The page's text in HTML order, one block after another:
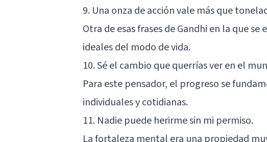
9. Una onza de acción vale más que
Otra de esas frases de Gandhi en la que
ideales del modo de vida.
10. Sé el cambio que querrías ver en el
Para este pensador, el progreso se
individuales y cotidianas.
11. Nadie puede herirme sin mi permiso.
La fortaleza mental era una propiedad